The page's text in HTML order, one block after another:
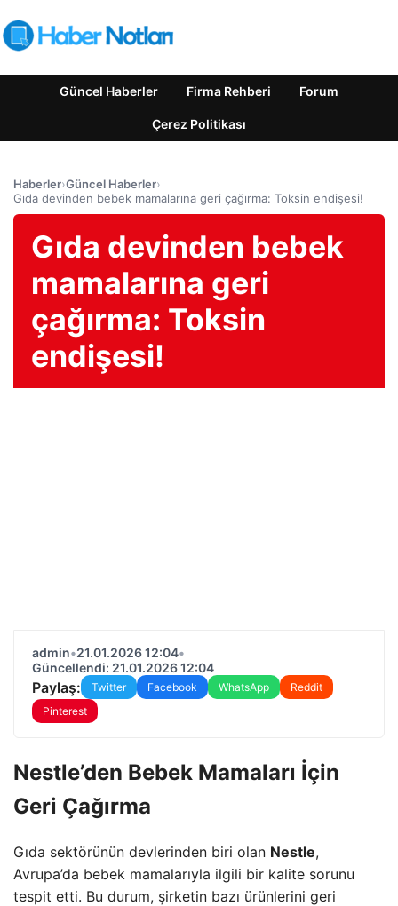
Güncel Haberler Firma Rehberi Forum
Çerez Politikası
Haberler›Güncel Haberler›
Gıda devinden bebek mamalarına geri çağırma: Toksin endişesi!
Gıda devinden bebek
mamalarına geri
çağırma: Toksin
endişesi!
admin•21.01.2026 12:04•
Güncellendi: 21.01.2026 12:04
Paylaş: Twitter Facebook WhatsApp
Reddit
Pinterest
Nestle’den Bebek Mamaları İçin
Geri Çağırma
Gıda sektörünün devlerinden biri olan Nestle,
Avrupa’da bebek mamalarıyla ilgili bir kalite sorunu
tespit etti. Bu durum, şirketin bazı ürünlerini geri